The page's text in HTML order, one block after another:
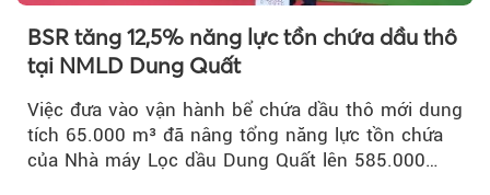
BSR tăng 12,5% năng lực tồn chứa dầu thô
tại NMLD Dung Quất
Việc đưa vào vận hành bể chứa dầu thô mới dung
tích 65.000 m³ đã nâng tổng năng lực tồn chứa
của Nhà máy Lọc dầu Dung Quất lên 585.000